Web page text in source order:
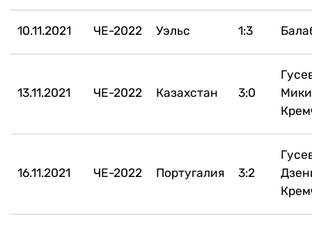
10.11.2021 ЧЕ-2022 Уэльс 1:3
13.11.2021 ЧЕ-2022 Казахстан 3:0
16.11.2021 ЧЕ-2022 Португалия 3:2